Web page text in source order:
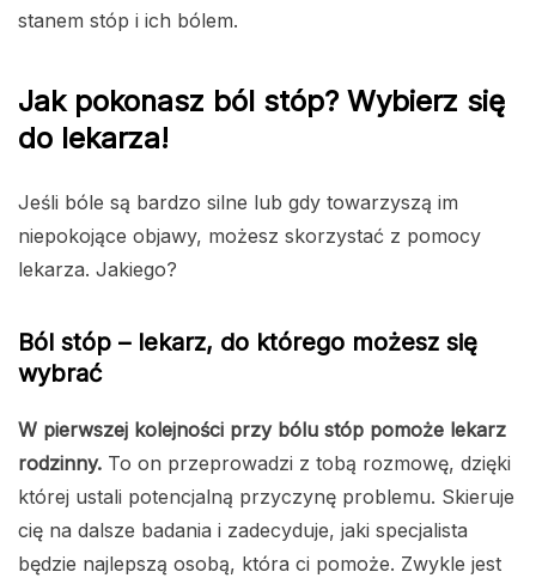
stanem stóp i ich bólem.
Jak pokonasz ból stóp? Wybierz się
do lekarza!
Jeśli bóle są bardzo silne lub gdy towarzyszą im
niepokojące objawy, możesz skorzystać z pomocy
lekarza. Jakiego?
Ból stóp – lekarz, do którego możesz się
wybrać
W pierwszej kolejności przy bólu stóp pomoże lekarz
rodzinny. To on przeprowadzi z tobą rozmowę, dzięki
której ustali potencjalną przyczynę problemu. Skieruje
cię na dalsze badania i zadecyduje, jaki specjalista
będzie najlepszą osobą, która ci pomoże. Zwykle jest